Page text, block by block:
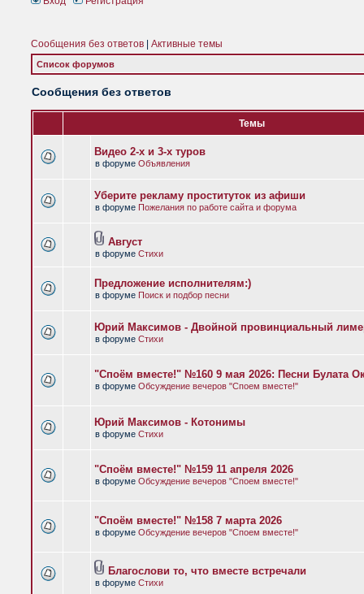
Сообщения без ответов Активные темы
Список форумов
Сообщения без ответов
Темы
Видео 2-х и 3-х туров
в форуме Объявления
Уберите рекламу проституток из афиши
в форуме Пожелания по работе сайта и форума
Август
в форуме Стихи
Предложение исполнителям:)
в форуме Поиск и подбор песни
Юрий Максимов - Двойной провинциальный
в форуме Стихи
"Споём вместе!" №160 9 мая 2026: Песни Булата
в форуме Обсуждение вечеров "Споем вместе!"
Юрий Максимов - Котонимы
в форуме Стихи
"Споём вместе!" №159 11 апреля 2026
в форуме Обсуждение вечеров "Споем вместе!"
"Споём вместе!" №158 7 марта 2026
в форуме Обсуждение вечеров "Споем вместе!"
Благослови то, что вместе встречали
в форуме Стихи